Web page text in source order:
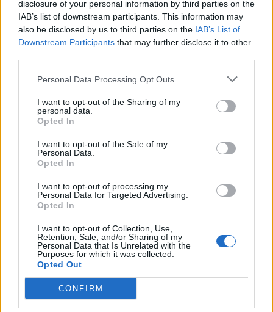
disclosure of your personal information by third parties on the
IAB’s list of downstream participants. This information may
also be disclosed by us to third parties on the IAB’s List of
Downstream Participants that may further disclose it to other
Personal Data Processing Opt Outs
I want to opt-out of the Sharing of my
personal data.
Opted In
I want to opt-out of the Sale of my
Personal Data.
Opted In
I want to opt-out of processing my
Personal Data for Targeted Advertising.
Opted In
I want to opt-out of Collection, Use,
Retention, Sale, and/or Sharing of my
Personal Data that Is Unrelated with the
Purposes for which it was collected.
Opted Out
CONFIRM
Ķermeņa masas indekss nav pilnīgi precīzs rādītājs,
lai novērtētu palielinātu svaru un ar to saistītos
riskus. Kaut arī būtiska ir kopējā tauku masa
organismā, svarīgs ir arī tauku izvietojums. Tauki
vēdera apvidū draud ar lielākām briesmām veselībai
pietiekams svars, var rasties problēmas ar bērna
ieņemšanu, bet, ja tev ir liekais svars, grūtniecības
laikā var rasties tādas komplikācijas kā augsts
asinsspiediens un cukura diabēts, asinsreces un
daudzuma palielināšanās. Ja māte ir korpulenta vai
grūtniecības laikā ieguvusi pārlieku daudz lieko
kilogramu, arī bērniņš var piedzimt ar lieko svaru.
Kā rīkoties
Ja grūtniecības laikā ārsts konstatē, ka svara
pieaugums ir pārāk liels: